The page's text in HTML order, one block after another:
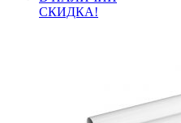
СКИДКА!